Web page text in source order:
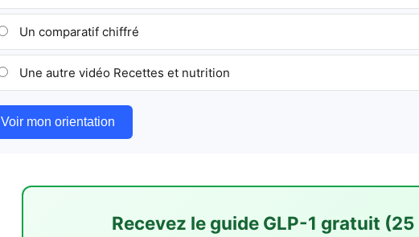
Un comparatif chiffré
Une autre vidéo Recettes et nutrition
Voir mon orientation
Recevez le guide GLP-1 gratuit (25